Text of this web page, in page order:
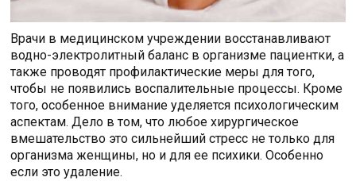
Врачи в медицинском учреждении восстанавливают
водно-электролитный баланс в организме пациентки, а
также проводят профилактические меры для того,
чтобы не появились воспалительные процессы. Кроме
того, особенное внимание уделяется психологическим
аспектам. Дело в том, что любое хирургическое
вмешательство это сильнейший стресс не только для
организма женщины, но и для ее психики. Особенно
если это удаление.